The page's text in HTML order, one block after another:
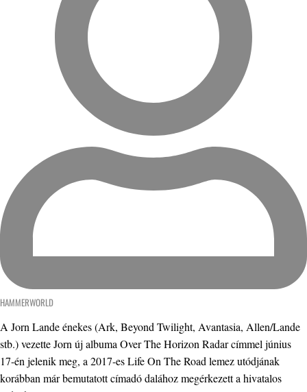
HAMMERWORLD
A Jorn Lande énekes (Ark, Beyond Twilight, Avantasia, Allen/Lande
stb.) vezette Jorn új albuma Over The Horizon Radar címmel június
17-én jelenik meg, a 2017-es Life On The Road lemez utódjának
korábban már bemutatott címadó dalához megérkezett a hivatalos